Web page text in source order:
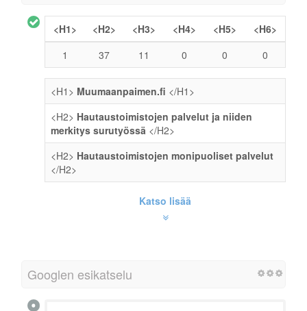
<H1> <H2> <H3> <H4> <H5>
<H6>
1
37 11 0 0 0
<H1> Muumaanpaimen.fi </H1>
<H2> Hautaustoimistojen palvelut ja niiden
merkitys surutyössä </H2>
<H2> Hautaustoimistojen monipuoliset palvelut
</H2>
Katso lisää
Googlen esikatselu